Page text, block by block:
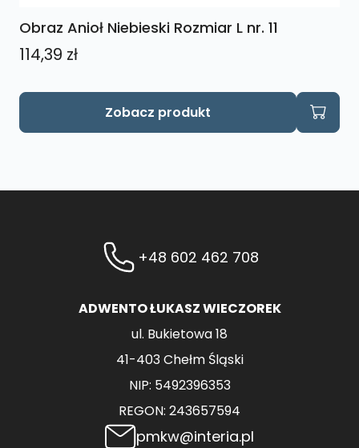
Obraz Anioł Niebieski Rozmiar L nr. 11
114,39 zł
Zobacz produkt
+48 602 462 708
ADWENTO ŁUKASZ WIECZOREK
ul. Bukietowa 18
41-403 Chełm Śląski
NIP: 5492396353
REGON: 243657594
pmkw@interia.pl